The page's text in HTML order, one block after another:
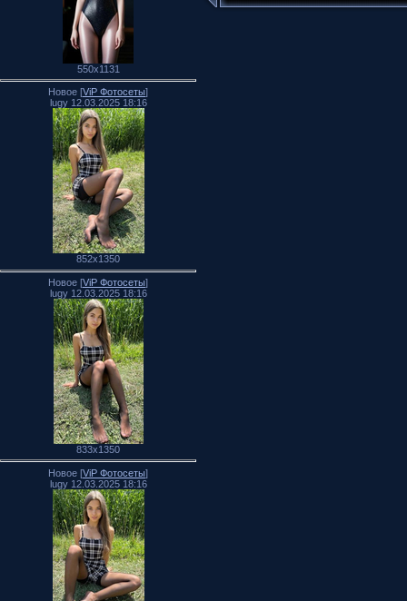
550x1131
Новое [ViP Фотосеты]
lugy 12.03.2025 18:16
852x1350
Новое [ViP Фотосеты]
lugy 12.03.2025 18:16
833x1350
Новое [ViP Фотосеты]
lugy 12.03.2025 18:16